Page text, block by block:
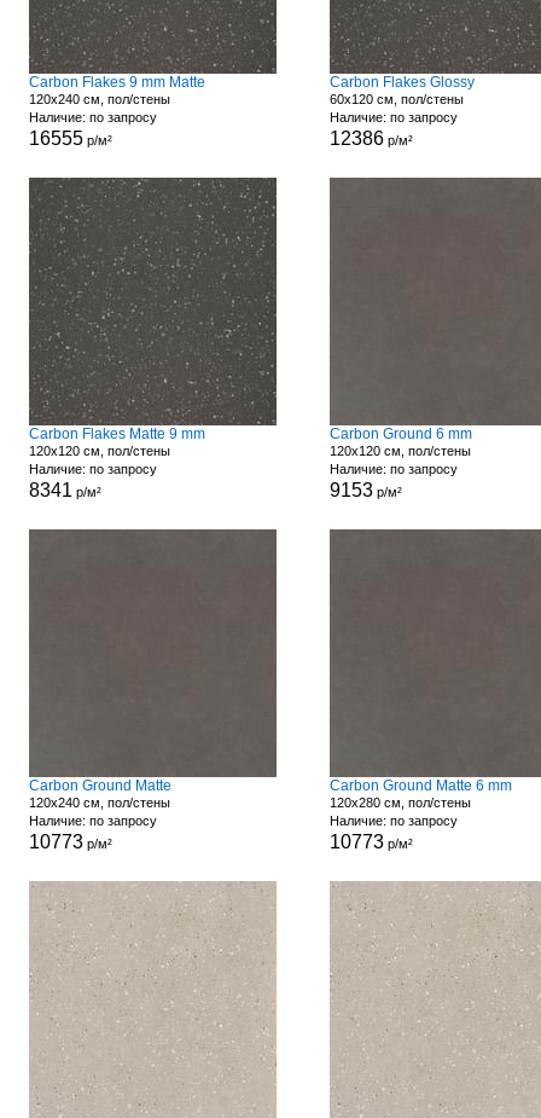
Carbon Flakes 9 mm Matte
120x240 см, пол/стены
Наличие: по запросу
16555р/м²
Carbon Flakes Glossy
60x120 см, пол/стены
Наличие: по запросу
12386р/м²
Carbon Flakes Matte 9 mm
120x120 см, пол/стены
Наличие: по запросу
8341 р/м²
Carbon Ground 6 mm
120x120 см, пол/стены
Наличие: по запросу
9153р/м²
Carbon Ground Matte
120x240 см, пол/стены
Наличие: по запросу
10773р/м²
Carbon Ground Matte 6 mm
120x280 см, пол/стены
Наличие: по запросу
10773р/м²